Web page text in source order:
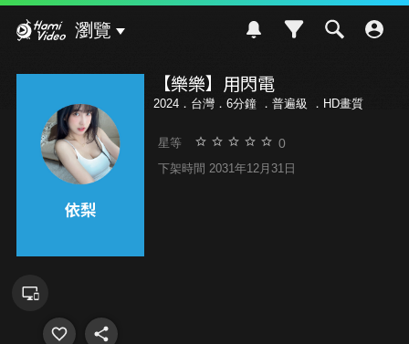
瀏覽
【樂樂】用閃電
2024．台灣．6分鐘 ． 普遍級 ．HD畫質
星等 0
下架時間 2031年12月31日